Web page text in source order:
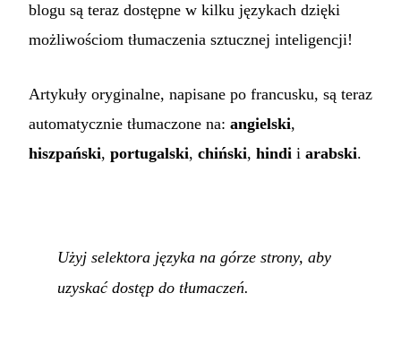
blogu są teraz dostępne w kilku językach dzięki
możliwościom tłumaczenia sztucznej inteligencji!
Artykuły oryginalne, napisane po francusku, są teraz
automatycznie tłumaczone na: angielski,
hiszpański, portugalski, chiński, hindi i arabski.
Użyj selektora języka na górze strony, aby
uzyskać dostęp do tłumaczeń.